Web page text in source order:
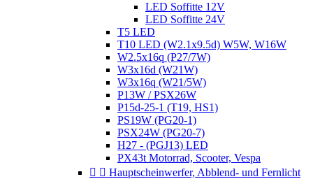
LED Soffitte 12V
LED Soffitte 24V
T5 LED
T10 LED (W2.1x9.5d) W5W, W16W
W2.5x16q (P27/7W)
W3x16d (W21W)
W3x16q (W21/5W)
P13W / PSX26W
P15d-25-1 (T19, HS1)
PS19W (PG20-1)
PSX24W (PG20-7)
H27 - (PGJ13) LED
PX43t Motorrad, Scooter, Vespa
  Hauptscheinwerfer, Abblend- und Fernlicht